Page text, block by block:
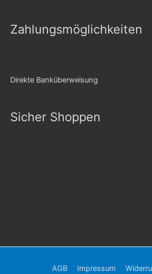
Zahlungsmöglichkeiten
Direkte Banküberweisung
Sicher Shoppen
AGB Impressum